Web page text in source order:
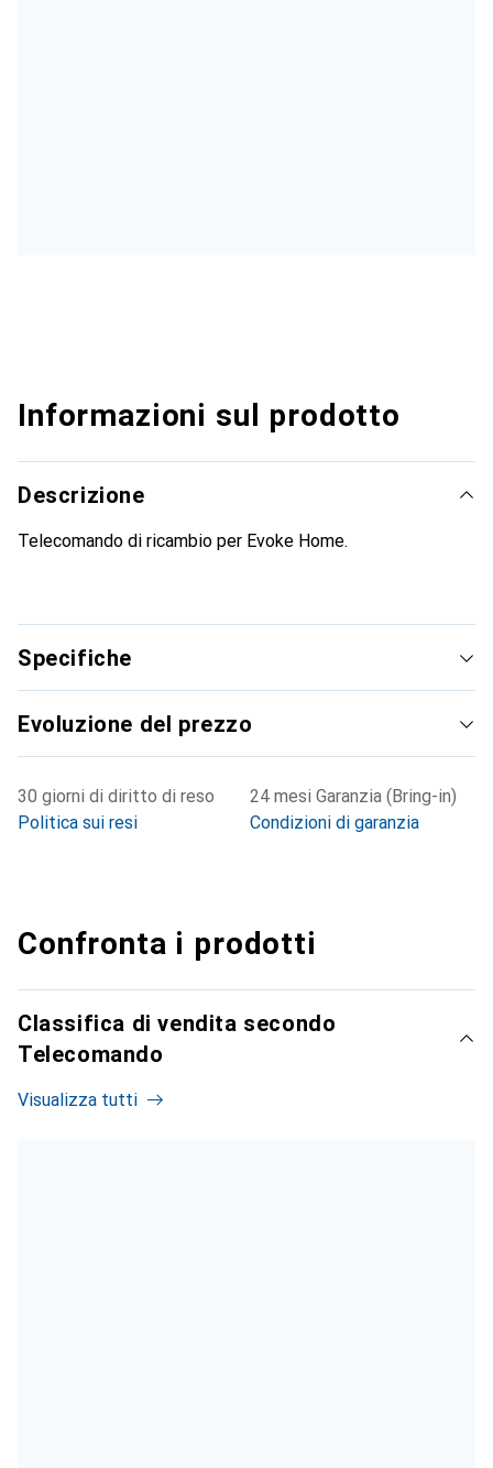
Informazioni sul prodotto
Descrizione
Telecomando di ricambio per Evoke Home.
Specifiche
Evoluzione del prezzo
30 giorni di diritto di reso
Politica sui resi
24 mesi Garanzia (Bring-in)
Condizioni di garanzia
Confronta i prodotti
Classifica di vendita secondo
Telecomando
Visualizza tutti